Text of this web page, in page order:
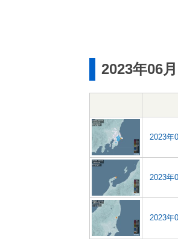
2023年06
2023年
2023年
2023年